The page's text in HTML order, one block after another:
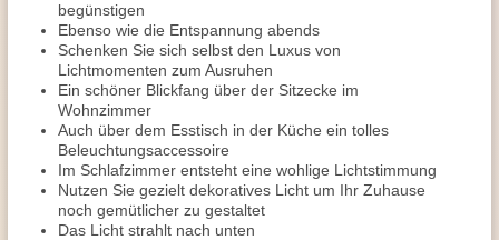
begünstigen
Ebenso wie die Entspannung abends
Schenken Sie sich selbst den Luxus von
Lichtmomenten zum Ausruhen
Ein schöner Blickfang über der Sitzecke im
Wohnzimmer
Auch über dem Esstisch in der Küche ein tolles
Beleuchtungsaccessoire
Im Schlafzimmer entsteht eine wohlige Lichtstimmung
Nutzen Sie gezielt dekoratives Licht um Ihr Zuhause
noch gemütlicher zu gestaltet
Das Licht strahlt nach unten